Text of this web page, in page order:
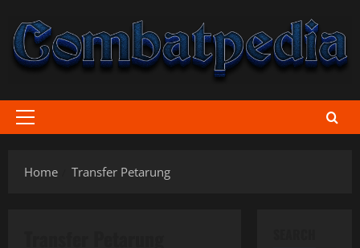
content
Primary
Home
Transfer Petarung